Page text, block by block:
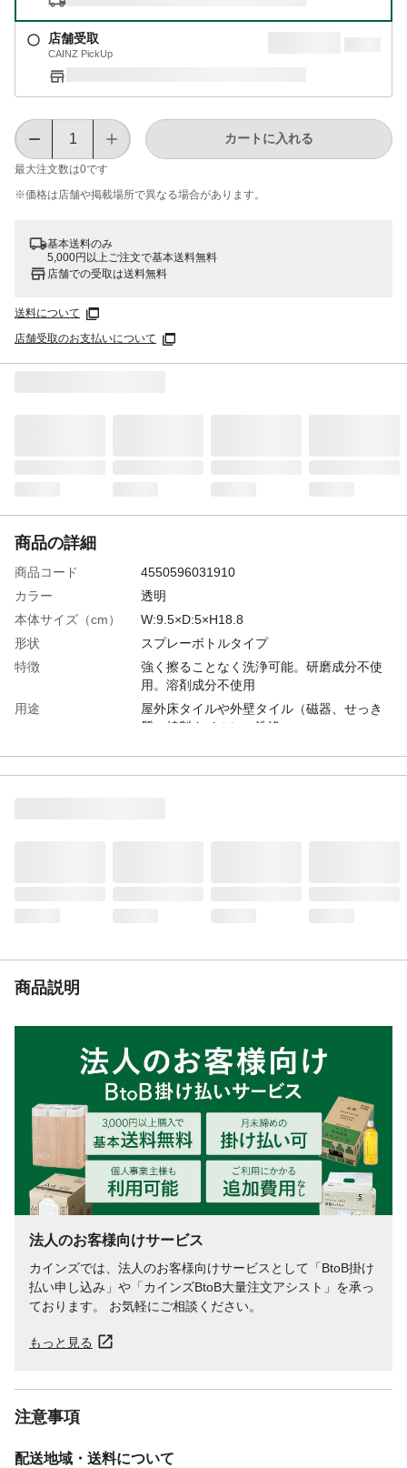
店舗受取
CAINZ PickUp
最大注文数は0です
カートに入れる
※価格は​店舗や​掲載場所で​異なる​場合が​あります。
基本送料のみ
5,000円以上ご注文で基本送料無料
店舗での受取は送料無料
送料について
店舗受取のお支払いについて
商品の詳細
商品コード
4550596031910
カラー
透明
本体サイズ（cm）
W:9.5×D:5×H18.8
形状
スプレーボトルタイプ
特徴
強く擦ることなく洗浄可能。研磨成分不使
用。溶剤成分不使用
用途
屋外床タイルや外壁タイル（磁器、せっき
質の焼製タイル）の洗浄
酸性
大理石、御影石、その他鏡面仕上各種石
材、 ガラスタイル、ガラスブロック、 金属
全般、素焼、とう器、セラミック、吸水性
のある素材。水洗いができない場所。
使えるもの
玄関、玄関アプローチ、カーポート、ガー
デンなどの屋外床タイルや外壁タイル（磁
器、せっき質の焼製タイル）
重量
375g
素材への影響度
通常使用時下において洗浄面に影響なし。
商品説明
法人のお客様向けサービス
カインズでは、法人のお客様向けサービスとして「BtoB掛け
払い申し込み」や「カインズBtoB大量注文アシスト」を承っ
ております。 お気軽にご相談ください。
もっと見る
注意事項
配送地域・送料について